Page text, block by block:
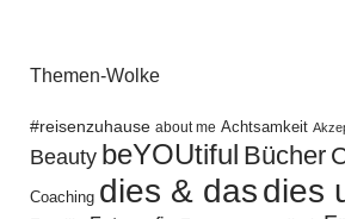
Themen-Wolke
#reisenzuhause about me Achtsamkeit
Beauty beYOUtiful Bücher
Coaching dies & dasdies